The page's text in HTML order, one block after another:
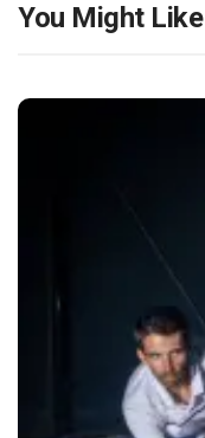
You Might Like